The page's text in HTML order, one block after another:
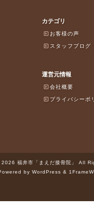
カテゴリ
お客様の声
スタッフブログ
運営元情報
会社概要
プライバシーポ
福井市「まえだ接骨院」 All
by WordPress &